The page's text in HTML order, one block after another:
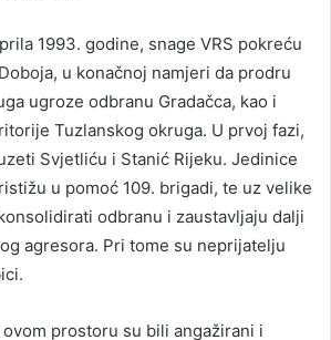
1993. godine, snage VRS pokreću
u konačnoj namjeri da prodru
ugroze odbranu Gradačca, kao i
Tuzlanskog okruga. U prvoj fazi,
Svjetliću i Stanić Rijeku. Jedinice
u pomoć 109. brigadi, te uz velike
odbranu i zaustavljaju dalji
agresora. Pri tome su neprijatelju
prostoru su bili angažirani i